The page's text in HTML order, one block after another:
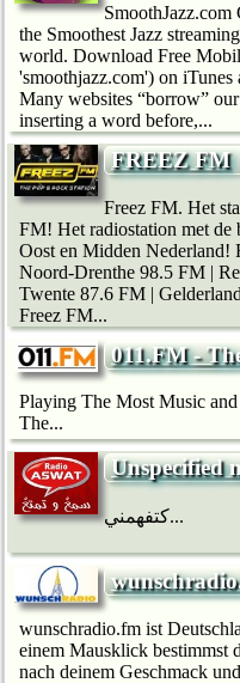
the Smoothest Jazz
world. Download Free
'smoothjazz.com') on
Many websites “borrow”
inserting a word before,...
FREEZ FM
Freez FM. Het
FM! Het radiostation met de
Oost en Midden Nederland!
Noord-Drenthe 98.5 FM |
Twente 87.6 FM |
Freez FM...
011.FM -
Playing The Most Music
The...
Unspecified
كتفهمني...
wunschradio.fm ist
einem Mausklick bestimmst
nach deinem Geschmack